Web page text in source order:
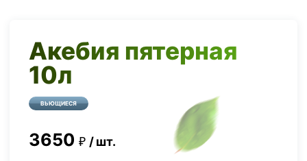
Акебия пятерная
10л
ВЬЮЩИЕСЯ
3650 шт.